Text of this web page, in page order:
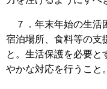
７．年末年始の生活
宿泊場所、食料等の支
と。生活保護を必要と
やかな対応を行うこと。